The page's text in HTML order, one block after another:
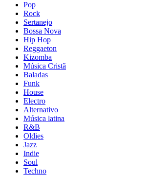
Pop
Rock
Sertanejo
Bossa Nova
Hip Hop
Reggaeton
Kizomba
Música Cristã
Baladas
Funk
House
Electro
Alternativo
Música latina
R&B
Oldies
Jazz
Indie
Soul
Techno